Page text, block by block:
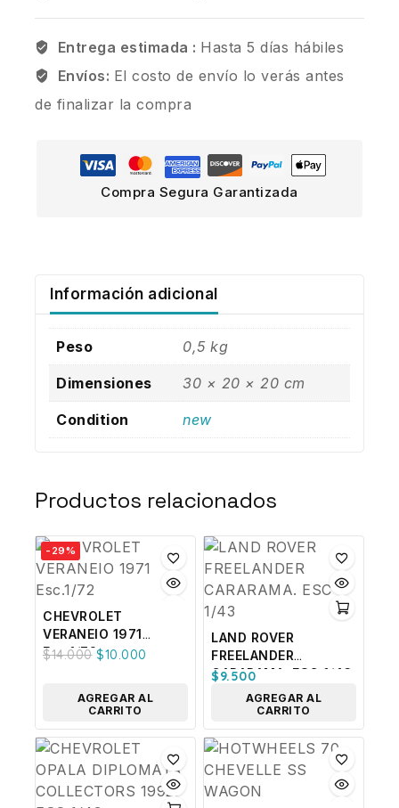
Entrega estimada : Hasta 5 días hábiles
Envíos: El costo de envío lo verás antes
de finalizar la compra
Compra Segura Garantizada
Información adicional
Peso 0,5 kg
Dimensiones 30 × 20 × 20 cm
Condition new
Productos relacionados
-29%
CHEVROLET
VERANEIO 1971
Esc.1/72
$14.000 $10.000
AGREGAR AL
CARRITO
LAND ROVER
FREELANDER
CARARAMA. ESC 1/43
$9.500
AGREGAR AL
CARRITO